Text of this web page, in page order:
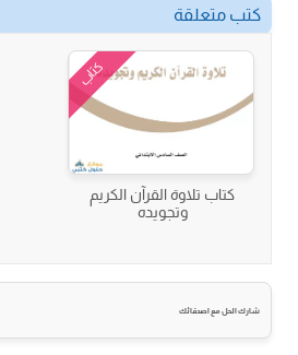
كتب متعلقة
كتاب
كتاب تلاوة القرآن الكريم
وتجويده
شارك الحل مع اصدقائك